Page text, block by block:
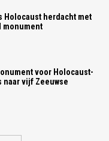
Holocaust herdacht met
monument
voor Holocaust-
vijf Zeeuwse